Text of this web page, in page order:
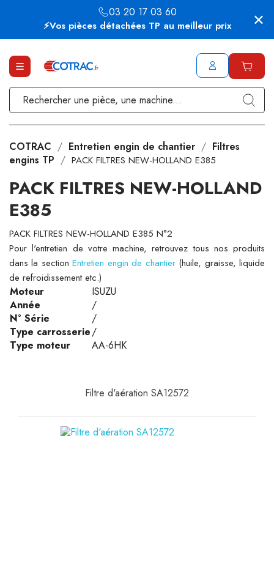
⚡Vos pièces détachées TP au meilleur prix
03 20 17 03 60
COTRAC Entretien engin de chantier
Filtres
engins TP
PACK FILTRES NEW-HOLLAND E385
PACK FILTRES NEW-HOLLAND
E385
PACK FILTRES NEW-HOLLAND E385 N°2
Pour l'entretien de votre machine, retrouvez tous nos produits
dans la sectionEntretien engin de chantier(huile, graisse, liquide
de refroidissement etc.)
Moteur
ISUZU
Année
/
N° Série
/
Type carrosserie/
Type moteur
AA-6HK
Filtre d'aération SA12572